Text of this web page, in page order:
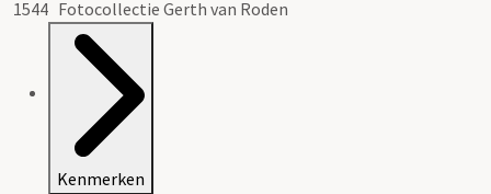
1544 Fotocollectie Gerth van Roden
Kenmerken